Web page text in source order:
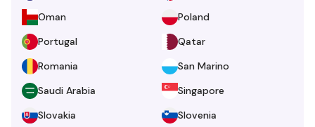
Oman
Poland
Portugal
Qatar
Romania
San Marino
Saudi Arabia
Singapore
Slovakia
Slovenia